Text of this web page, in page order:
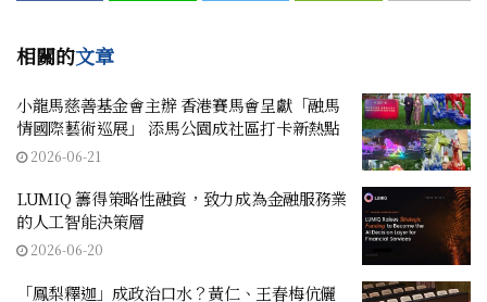
相關的文章
小龍馬慈善基金會主辦 香港賽馬會呈獻「融馬
情國際藝術巡展」 添馬公園成社區打卡新熱點
2026-06-21
LUMIQ 籌得策略性融資，致力成為金融服務業
的人工智能決策層
2026-06-20
「鳳梨釋迦」成政治口水？黃仁、王春梅伉儷